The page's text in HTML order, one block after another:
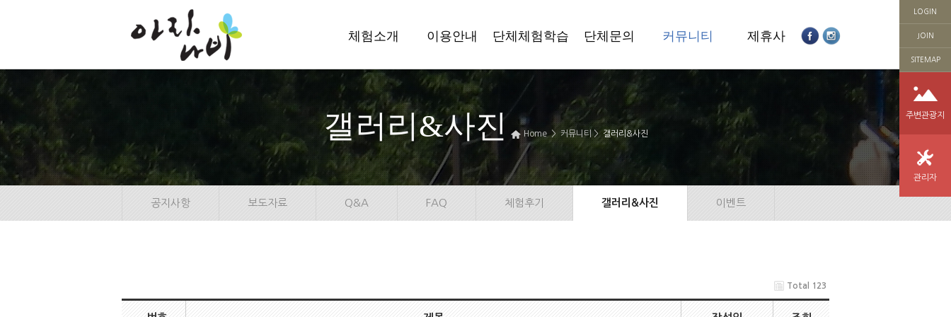
LOGIN
JOIN
SITEMAP
주변관광지
관리자
체험소개 이용안내 단체체험학습 단체문의 커뮤니티 제휴사
갤러리&사진 Home > 커뮤니티 > 갤러리&사진
공지사항 보도자료 Q&A FAQ 체험후기 갤러리&사진 이벤트
Total 123